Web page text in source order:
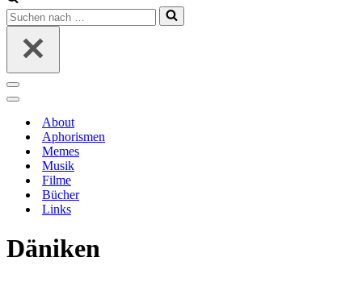
Suchen
nach …
Navigations-
Menü
Navigations-
About
Aphorismen
Memes
Musik
Filme
Bücher
Links
Däniken